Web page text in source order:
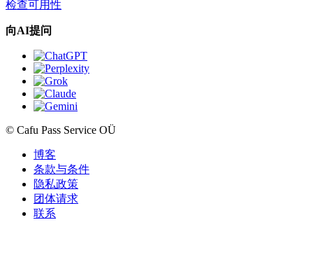
检查可用性
向AI提问
© Cafu Pass Service OÜ
博客
条款与条件
隐私政策
团体请求
联系